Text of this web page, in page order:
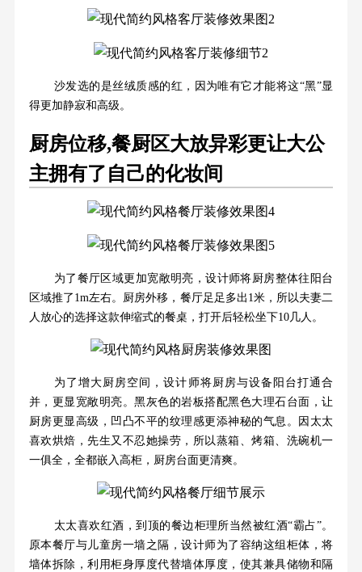
沙发选的是丝绒质感的红，因为唯有它才能将这“黑”显
得更加静寂和高级。
厨房位移,餐厨区大放异彩更让大公
主拥有了自己的化妆间
为了餐厅区域更加宽敞明亮，设计师将厨房整体往阳台
区域推了1m左右。厨房外移，餐厅足足多出1米，所以夫妻二
人放心的选择这款伸缩式的餐桌，打开后轻松坐下10几人。
为了增大厨房空间，设计师将厨房与设备阳台打通合
并，更显宽敞明亮。黑灰色的岩板搭配黑色大理石台面，让
厨房更显高级，凹凸不平的纹理感更添神秘的气息。因太太
喜欢烘焙，先生又不忍她操劳，所以蒸箱、烤箱、洗碗机一
一俱全，全都嵌入高柜，厨房台面更清爽。
太太喜欢红酒，到顶的餐边柜理所当然被红酒“霸占”。
原本餐厅与儿童房一墙之隔，设计师为了容纳这组柜体，将
墙体拆除，利用柜身厚度代替墙体厚度，使其兼具储物和隔